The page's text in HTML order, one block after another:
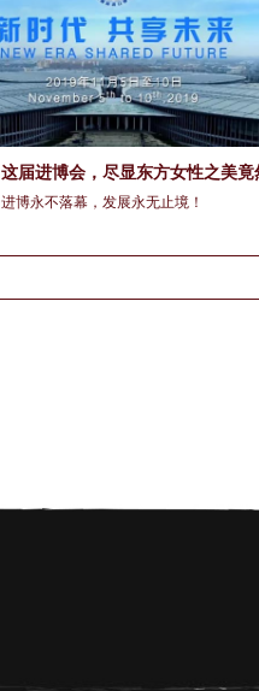
进博永不落幕，发展永无止境！